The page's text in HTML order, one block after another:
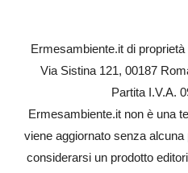
Ermesambiente.it di
Via Sistina 121, 00187
Partita I.V.A.
Ermesambiente.it non è una
viene aggiornato senza
considerarsi un prodotto